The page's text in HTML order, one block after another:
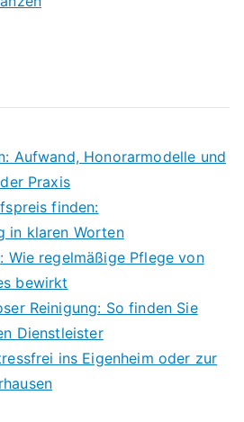
Aufwand, Honorarmodelle und
Praxis
finden:
in klaren Worten
Wie regelmäßige Pflege von
bewirkt
Reinigung: So finden Sie
Dienstleister
ins Eigenheim oder zur